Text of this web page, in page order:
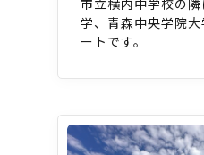
市立横内中学校の
学、青森中央学院
ートです。